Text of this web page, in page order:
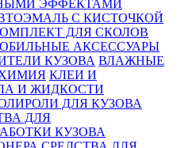
ЭФФЕКТАМИ
С КИСТОЧКОЙ
ДЛЯ СКОЛОВ
АКСЕССУАРЫ
КУЗОВА ВЛАЖНЫЕ
КЛЕИ И
И ЖИДКОСТИ
ДЛЯ КУЗОВА
ДЛЯ
КУЗОВА